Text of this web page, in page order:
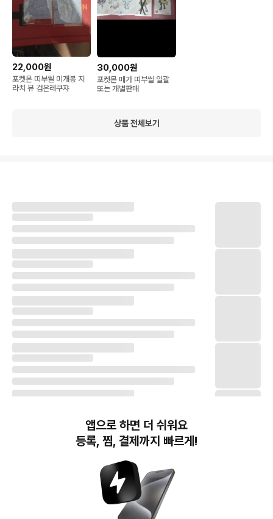
22,000원
포켓몬 띠부씰 미개봉 지
라치 뮤 검은레쿠쟈
30,000원
포켓몬 메가 띠부씰 일괄
또는 개별판매
상품 전체보기
번개장터(주) 사업자정보, 이용약관 및 기타 법적고지
번개장터㈜는 통신판매중개자이며, 통신판매의 당사자가 아닙니다. 전자상거래 등에서의
소비자보호에 관한 법률 등 관련 법령 및 번개장터㈜의 약관에 따라 상품, 상품정보, 거래에 관한 책임은
앱으로 하면 더 쉬워요
등록, 찜, 결제까지 빠르게!